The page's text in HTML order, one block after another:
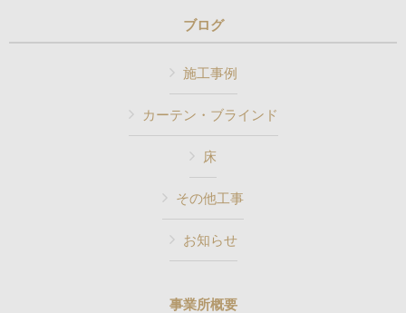
ブログ
施工事例
カーテン・ブラインド
床
その他工事
お知らせ
事業所概要